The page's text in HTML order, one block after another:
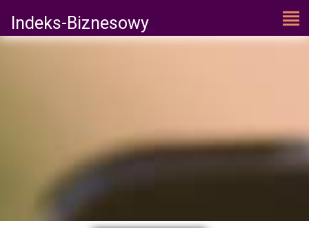
Indeks-Biznesowy